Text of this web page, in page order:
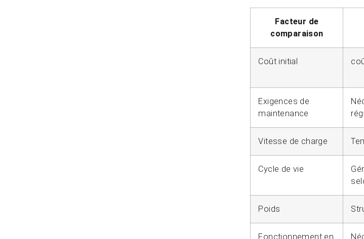
Facteur de
comparaison
Coût initial
Exigences de
maintenance
Vitesse de charge
Cycle de vie
Poids
Fonctionnement en